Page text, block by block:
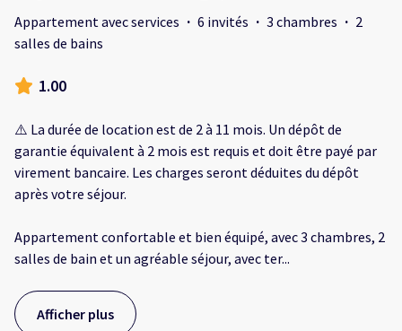
Appartement avec services · 6 invités · 3 chambres · 2
salles de bains
1.00
⚠️ La durée de location est de 2 à 11 mois. Un dépôt de
garantie équivalent à 2 mois est requis et doit être payé par
virement bancaire. Les charges seront déduites du dépôt
après votre séjour.
Appartement confortable et bien équipé, avec 3 chambres, 2
salles de bain et un agréable séjour, avec ter...
Afficher plus